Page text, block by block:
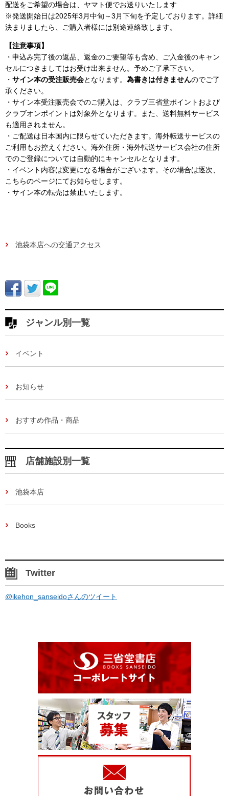
配送をご希望の場合は、ヤマト便でお送りいたします
※発送開始日は2025年3月中旬～3月下旬を予定しております。詳細
決まりましたら、ご購入者様には別途連絡致します。
【注意事項】
・申込み完了後の返品、返金のご要望等も含め、ご入金後のキャン
セルにつきましてはお受け出来ません。予めご了承下さい。
・ サイン本の受注販売会となります。 為書きは付きませんのでご了
承ください。
・サイン本受注販売会でのご購入は、クラブ三省堂ポイントおよび
クラブオンポイントは対象外となります。また、送料無料サービス
も適用されません。
・ご配送は日本国内に限らせていただきます。海外転送サービスの
ご利用もお控えください。海外住所・海外転送サービス会社の住所
でのご登録については自動的にキャンセルとなります。
・イベント内容は変更になる場合がございます。その場合は逐次、
こちらのページにてお知らせします。
・サイン本の転売は禁止いたします。
池袋本店への交通アクセス
ジャンル別一覧
イベント
お知らせ
おすすめ作品・商品
店舗施設別一覧
池袋本店
Books
Twitter
@ikehon_sanseidoさんのツイート